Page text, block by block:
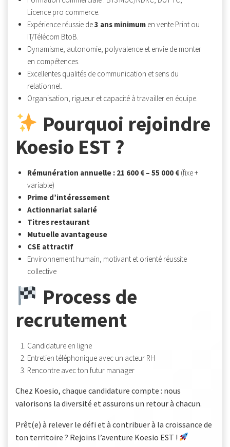
Licence pro commerce.
Expérience réussie de3 ans minimumen vente Print ou
IT/Télécom BtoB.
Dynamisme, autonomie, polyvalence et envie de monter
en compétences.
Excellentes qualités de communication et sens du
relationnel.
Organisation, rigueur et capacité à travailler en équipe.
Pourquoi rejoindre
Koesio EST ?
Rémunération annuelle : 21 600 € – 55 000 €(fixe +
variable)
Prime d’intéressement
Actionnariat salarié
Titres restaurant
Mutuelle avantageuse
CSE attractif
Environnement humain, motivant et orienté réussite
collective
Process de
recrutement
Candidature en ligne
Entretien téléphonique avec un acteur RH
Rencontre avec ton futur manager
Chez Koesio, chaque candidature compte : nous
valorisons la diversité et assurons un retour à chacun.
Prêt(e) à relever le défi et à contribuer à la croissance de
ton territoire ? Rejoins l’aventure Koesio EST !